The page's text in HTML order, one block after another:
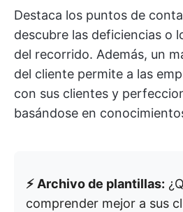
Destaca los puntos de
descubre las deficiencias o
del recorrido. Además, un
del cliente permite a las
con sus clientes y
basándose en
⚡ Archivo de plantillas:
comprender mejor a sus